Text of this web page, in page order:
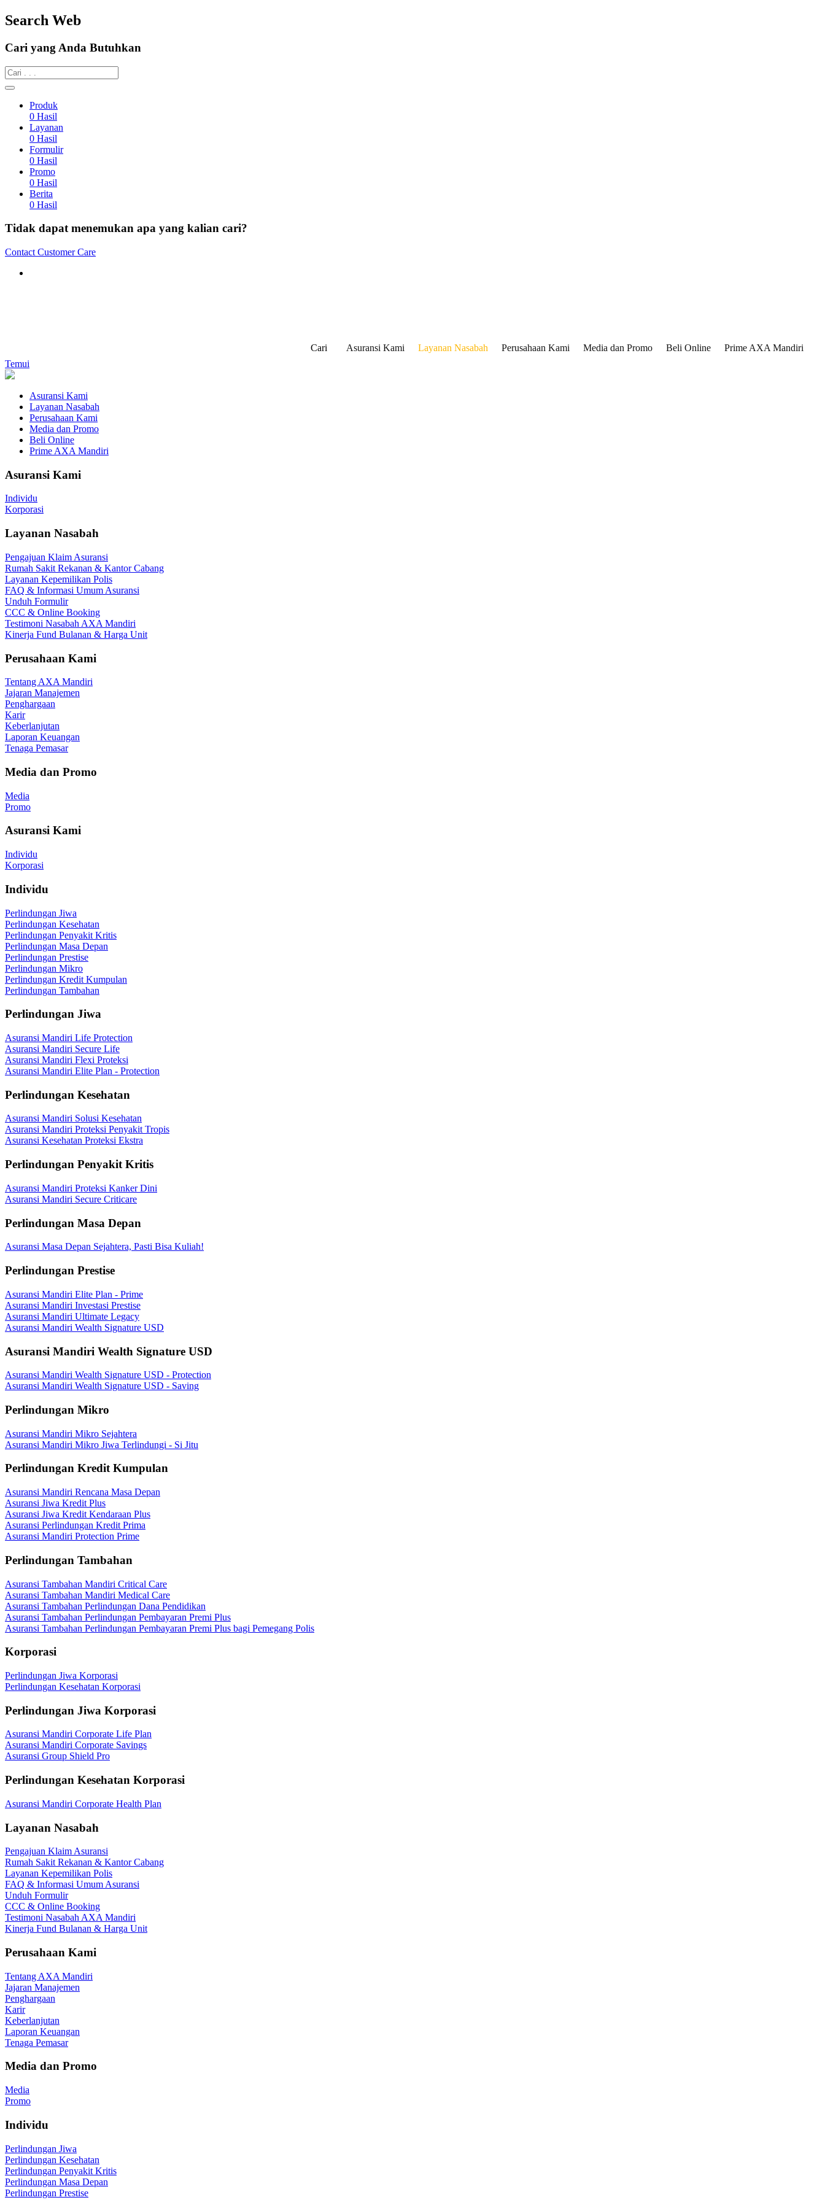
Search Web
Cari yang Anda Butuhkan
Produk
0 Hasil
Layanan
0 Hasil
Formulir
0 Hasil
Promo
0 Hasil
Berita
0 Hasil
Tidak dapat menemukan apa yang kalian cari?
Contact Customer Care
Cari Asuransi Kami Layanan Nasabah Perusahaan Kami Media dan Promo Beli Online
Prime AXA Mandiri
Temui
Asuransi Kami
Layanan Nasabah
Perusahaan Kami
Media dan Promo
Beli Online
Prime AXA Mandiri
Asuransi Kami
Individu
Korporasi
Layanan Nasabah
Pengajuan Klaim Asuransi
Rumah Sakit Rekanan & Kantor Cabang
Layanan Kepemilikan Polis
FAQ & Informasi Umum Asuransi
Unduh Formulir
CCC & Online Booking
Testimoni Nasabah AXA Mandiri
Kinerja Fund Bulanan & Harga Unit
Perusahaan Kami
Tentang AXA Mandiri
Jajaran Manajemen
Penghargaan
Karir
Keberlanjutan
Laporan Keuangan
Tenaga Pemasar
Media dan Promo
Media
Promo
Asuransi Kami
Individu
Korporasi
Individu
Perlindungan Jiwa
Perlindungan Kesehatan
Perlindungan Penyakit Kritis
Perlindungan Masa Depan
Perlindungan Prestise
Perlindungan Mikro
Perlindungan Kredit Kumpulan
Perlindungan Tambahan
Perlindungan Jiwa
Asuransi Mandiri Life Protection
Asuransi Mandiri Secure Life
Asuransi Mandiri Flexi Proteksi
Asuransi Mandiri Elite Plan - Protection
Perlindungan Kesehatan
Asuransi Mandiri Solusi Kesehatan
Asuransi Mandiri Proteksi Penyakit Tropis
Asuransi Kesehatan Proteksi Ekstra
Perlindungan Penyakit Kritis
Asuransi Mandiri Proteksi Kanker Dini
Asuransi Mandiri Secure Criticare
Perlindungan Masa Depan
Asuransi Masa Depan Sejahtera, Pasti Bisa Kuliah!
Perlindungan Prestise
Asuransi Mandiri Elite Plan - Prime
Asuransi Mandiri Investasi Prestise
Asuransi Mandiri Ultimate Legacy
Asuransi Mandiri Wealth Signature USD
Asuransi Mandiri Wealth Signature USD
Asuransi Mandiri Wealth Signature USD - Protection
Asuransi Mandiri Wealth Signature USD - Saving
Perlindungan Mikro
Asuransi Mandiri Mikro Sejahtera
Asuransi Mandiri Mikro Jiwa Terlindungi - Si Jitu
Perlindungan Kredit Kumpulan
Asuransi Mandiri Rencana Masa Depan
Asuransi Jiwa Kredit Plus
Asuransi Jiwa Kredit Kendaraan Plus
Asuransi Perlindungan Kredit Prima
Asuransi Mandiri Protection Prime
Perlindungan Tambahan
Asuransi Tambahan Mandiri Critical Care
Asuransi Tambahan Mandiri Medical Care
Asuransi Tambahan Perlindungan Dana Pendidikan
Asuransi Tambahan Perlindungan Pembayaran Premi Plus
Asuransi Tambahan Perlindungan Pembayaran Premi Plus bagi Pemegang Polis
Korporasi
Perlindungan Jiwa Korporasi
Perlindungan Kesehatan Korporasi
Perlindungan Jiwa Korporasi
Asuransi Mandiri Corporate Life Plan
Asuransi Mandiri Corporate Savings
Asuransi Group Shield Pro
Perlindungan Kesehatan Korporasi
Asuransi Mandiri Corporate Health Plan
Layanan Nasabah
Pengajuan Klaim Asuransi
Rumah Sakit Rekanan & Kantor Cabang
Layanan Kepemilikan Polis
FAQ & Informasi Umum Asuransi
Unduh Formulir
CCC & Online Booking
Testimoni Nasabah AXA Mandiri
Kinerja Fund Bulanan & Harga Unit
Perusahaan Kami
Tentang AXA Mandiri
Jajaran Manajemen
Penghargaan
Karir
Keberlanjutan
Laporan Keuangan
Tenaga Pemasar
Media dan Promo
Media
Promo
Individu
Perlindungan Jiwa
Perlindungan Kesehatan
Perlindungan Penyakit Kritis
Perlindungan Masa Depan
Perlindungan Prestise